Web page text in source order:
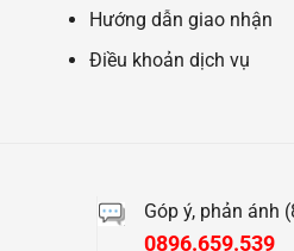
Hướng dẫn giao nhận
Điều khoản dịch vụ
Góp ý, phản ánh
0896.659.539